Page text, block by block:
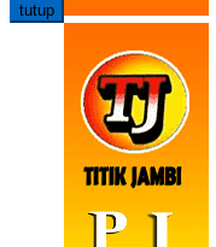
tutup